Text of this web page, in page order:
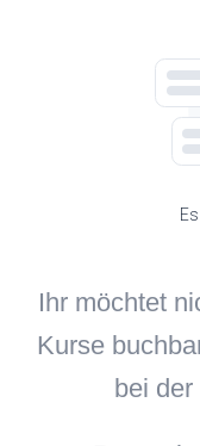
Ihr möchtet
Kurse
bei